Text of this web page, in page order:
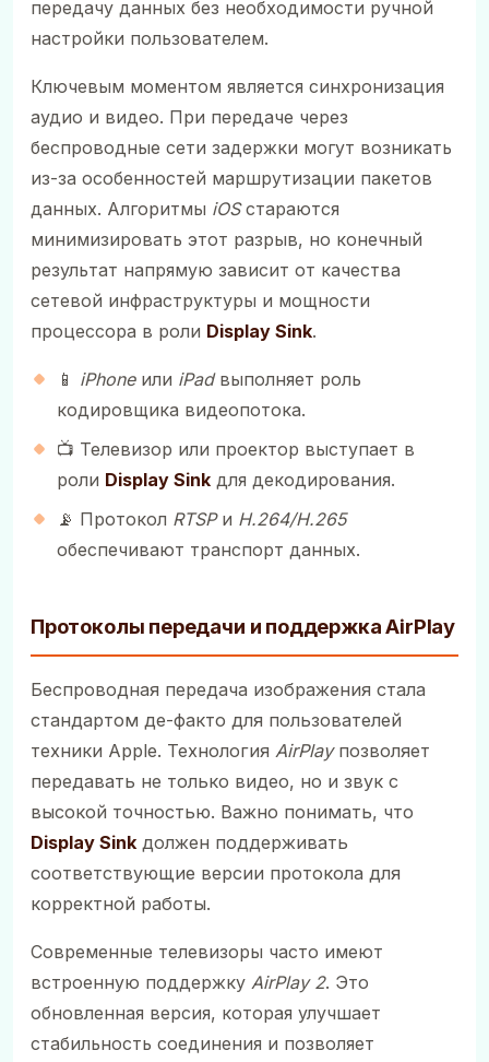
передачу данных без необходимости ручной
настройки пользователем.
Ключевым моментом является синхронизация
аудио и видео. При передаче через
беспроводные сети задержки могут возникать
из-за особенностей маршрутизации пакетов
данных. Алгоритмы iOSстараются
минимизировать этот разрыв, но конечный
результат напрямую зависит от качества
сетевой инфраструктуры и мощности
процессора в роли Display Sink.
📱 iPhoneили iPadвыполняет роль
кодировщика видеопотока.
📺 Телевизор или проектор выступает в
роли Display Sink для декодирования.
📡 Протокол RTSPи H.264/H.265
обеспечивают транспорт данных.
Протоколы передачи и поддержка AirPlay
Беспроводная передача изображения стала
стандартом де-факто для пользователей
техники Apple. Технология AirPlayпозволяет
передавать не только видео, но и звук с
высокой точностью. Важно понимать, что
Display Sink должен поддерживать
соответствующие версии протокола для
корректной работы.
Современные телевизоры часто имеют
встроенную поддержку AirPlay 2. Это
обновленная версия, которая улучшает
стабильность соединения и позволяет